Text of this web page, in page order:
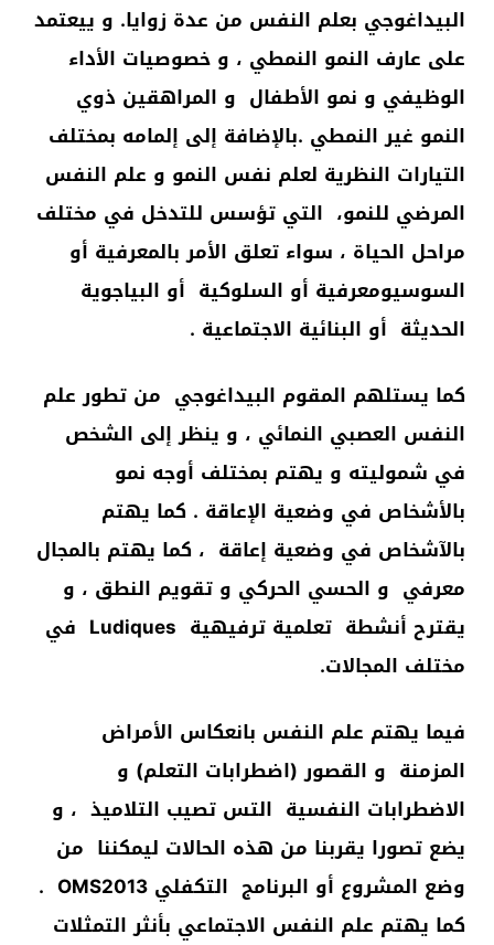
البيداغوجي بعلم النفس من عدة زوايا. و ييعتمد
على عارف النمو النمطي ، و خصوصيات الأداء
الوظيفي و نمو الأطفال و المراهقين ذوي
النمو غير النمطي .بالإضافة إلى إلمامه بمختلف
التيارات النظرية لعلم نفس النمو و علم النفس
المرضي للنمو، التي تؤسس للتدخل في مختلف
مراحل الحياة ، سواء تعلق الأمر بالمعرفية أو
السوسيومعرفية أو السلوكية أو البياجوية
الحديثة أو البنائية الاجتماعية .
كما يستلهم المقوم البيداغوجي من تطور علم
النفس العصبي النمائي ، و ينظر إلى الشخص
في شموليته و يهتم بمختلف أوجه نمو
بالأشخاص في وضعية الإعاقة . كما يهتم
بالآشخاص في وضعية إعاقة ، كما يهتم بالمجال
معرفي و الحسي الحركي و تقويم النطق ، و
يقترح أنشطة تعلمية ترفيهية Ludiques في
مختلف المجالات.
فيما يهتم علم النفس بانعكاس الأمراض
المزمنة و القصور (اضطرابات التعلم) و
الاضطرابات النفسية التس تصيب التلاميذ ، و
يضع تصورا يقربنا من هذه الحالات ليمكننا من
وضع المشروع أو البرنامج التكفلي OMS2013 .
كما يهتم علم النفس الاجتماعي بأنثر التمثلات